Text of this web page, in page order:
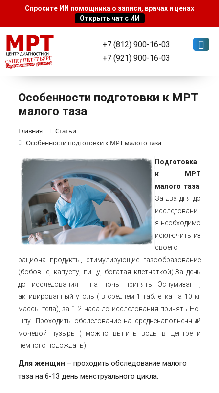
+7 (812) 900-16-03
+7 (921) 900-16-03
Особенности подготовки к МРТ
малого таза
Главная
Статьи
Особенности подготовки к МРТ малого таза
Подготовка
к МРТ
малого таза:
За два дня до
исследовани
я необходимо
исключить из
своего
рациона продукты, стимулирующие газообразование
(бобовые, капусту, пищу, богатая клетчаткой).За день
до исследования на ночь принять Эспумизан ,
активированный уголь ( в среднем 1 таблетка на 10 кг
массы тела), за 1-2 часа до исследования принять Но-
шпу. Проходить обследование на средненаполненный
мочевой пузырь ( можно выпить воды в Центре и
немного подождать)
Для женщин – проходить обследование малого
таза на 6-13 день менструального цикла.